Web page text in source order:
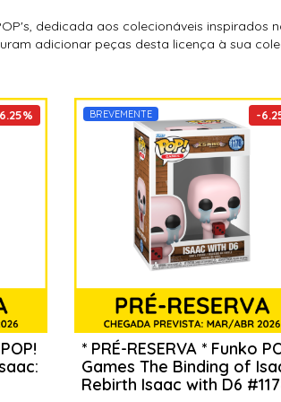
dedicada aos colecionáveis inspirados
adicionar peças desta licença à sua
6.25% -
BREVEMENTE
* PRÉ-RESERVA * Funko
Games The Binding of
Rebirth Isaac with D6